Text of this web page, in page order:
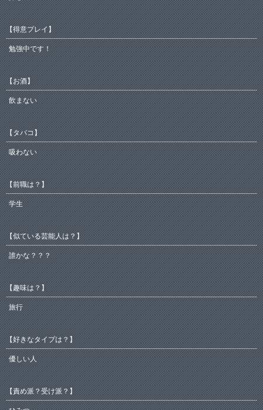
【得意プレイ】
勉強中です！
【お酒】
飲まない
【タバコ】
吸わない
【前職は？】
学生
【似ている芸能人は？】
誰かな？？？
【趣味は？】
旅行
【好きなタイプは？】
優しい人
【責め派？受け派？】